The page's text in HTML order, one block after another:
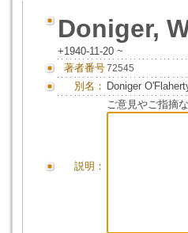
Doniger,
+1940-11-20 ~
著者番号72545
別名： Doniger
説明：
ご意見やご指摘